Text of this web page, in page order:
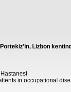
Lizbon
in occupational